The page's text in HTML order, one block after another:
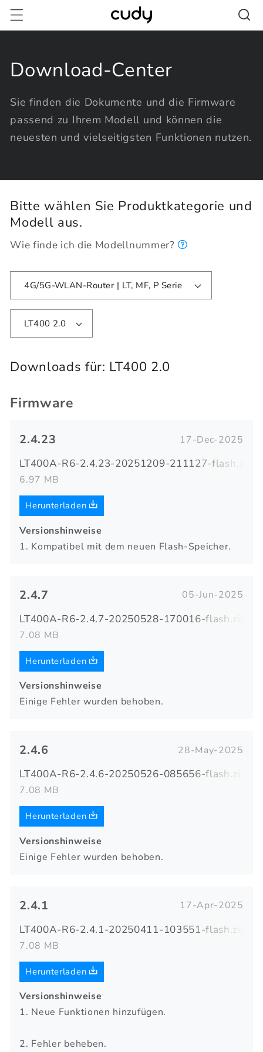
zum
Download-Center
Sie finden die Dokumente und die Firmware
passend zu Ihrem Modell und können die
neuesten und vielseitigsten Funktionen nutzen.
Bitte wählen Sie Produktkategorie und
Modell aus.
Wie finde ich die Modellnummer?
4G/5G-WLAN-Router | LT, MF, P Serie
LT400 2.0
Downloads für: LT400 2.0
Firmware
2.4.23 17-Dec-2025
LT400A-R6-2.4.23-20251209-211127-flash.zip
6.97 MB
Herunterladen
Versionshinweise
1. Kompatibel mit dem neuen Flash-Speicher.
2.4.7 05-Jun-2025
LT400A-R6-2.4.7-20250528-170016-flash.zip
7.08 MB
Herunterladen
Versionshinweise
Einige Fehler wurden behoben.
2.4.6 28-May-2025
LT400A-R6-2.4.6-20250526-085656-flash.zip
7.08 MB
Herunterladen
Versionshinweise
Einige Fehler wurden behoben.
2.4.1 17-Apr-2025
LT400A-R6-2.4.1-20250411-103551-flash.zip
7.08 MB
Herunterladen
Versionshinweise
1. Neue Funktionen hinzufügen.
2. Fehler beheben.